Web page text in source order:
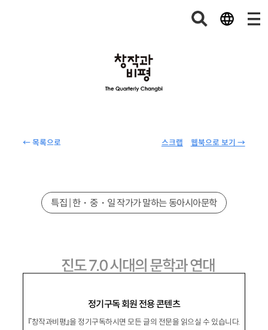
← 목록으로 웹북으로 보기 →
스크랩
정기구독 회원 전용 콘텐츠
『창작과비평』을 정기구독하시면 모든 글의 전문을 읽으실 수 있습니다.
특집 | 한・중・일 작가가 말하는 동아시아문학
진도 7.0 시대의 문학과 연대
강영숙姜英淑